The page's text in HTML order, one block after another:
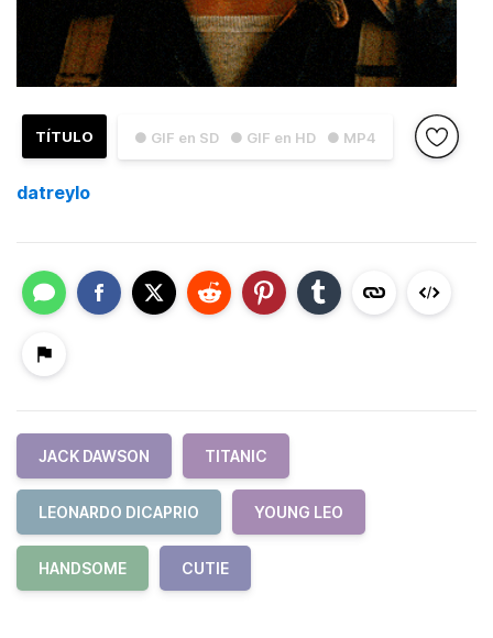
● GIF en SD ● GIF en HD ● MP4
TÍTULO
datreylo
JACK DAWSON TITANIC
LEONARDO DICAPRIO YOUNG LEO
HANDSOME CUTIE